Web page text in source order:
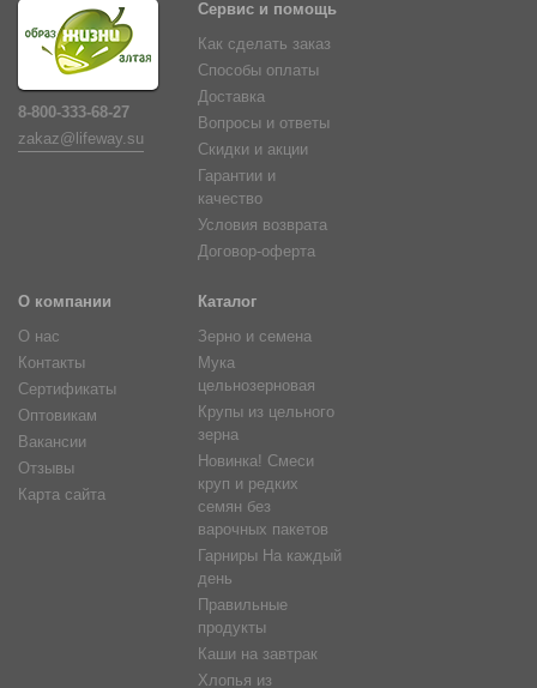
8-800-333-68-27
zakaz@lifeway.su
Сервис и помощь
Как сделать заказ
Способы оплаты
Доставка
Вопросы и ответы
Скидки и акции
Гарантии и
качество
Условия возврата
Договор-оферта
О компании
О нас
Контакты
Сертификаты
Оптовикам
Вакансии
Отзывы
Карта сайта
Каталог
Зерно и семена
Мука
цельнозерновая
Крупы из цельного
зерна
Новинка! Смеси
круп и редких
семян без
варочных пакетов
Гарниры На каждый
день
Правильные
продукты
Каши на завтрак
Хлопья из